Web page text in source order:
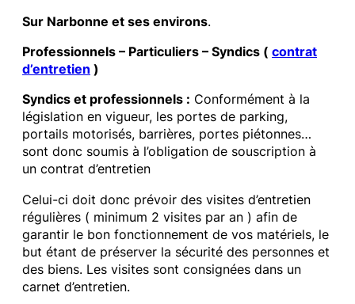
Sur Narbonne et ses environs.
Professionnels – Particuliers – Syndics ( contrat
d’entretien )
Syndics et professionnels : Conformément à la
législation en vigueur, les portes de parking,
portails motorisés, barrières, portes piétonnes…
sont donc soumis à l’obligation de souscription à
un contrat d’entretien
Celui-ci doit donc prévoir des visites d’entretien
régulières ( minimum 2 visites par an ) afin de
garantir le bon fonctionnement de vos matériels, le
but étant de préserver la sécurité des personnes et
des biens. Les visites sont consignées dans un
carnet d’entretien.